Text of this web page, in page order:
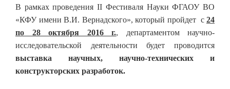
В рамках проведения II Фестиваля Науки ФГАОУ ВО
«КФУ имени В.И. Вернадского», который пройдет с 24
по 28 октября 2016 г., департаментом научно-
исследовательской деятельности будет проводится
выставка научных, научно-технических и
конструкторских разработок.